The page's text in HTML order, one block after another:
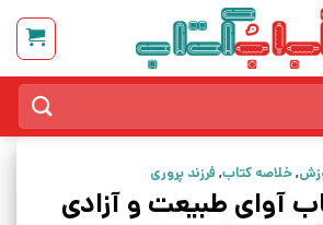
,خلاصه کتاب, فرزند پروری
آوای طبیعت و آزادی